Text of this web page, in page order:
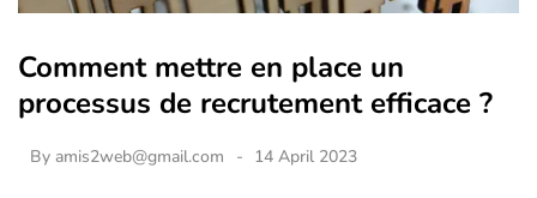
Comment mettre en place un
processus de recrutement efficace ?
By amis2web@gmail.com 14 April 2023